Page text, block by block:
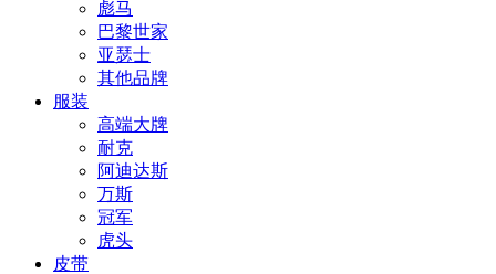
彪马
巴黎世家
亚瑟士
其他品牌
服装
高端大牌
耐克
阿迪达斯
万斯
冠军
虎头
皮带